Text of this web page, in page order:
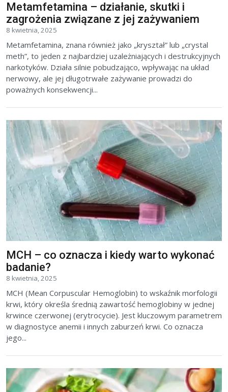
Metamfetamina – działanie, skutki i
zagrożenia związane z jej zażywaniem
8 kwietnia, 2025
Metamfetamina, znana również jako „kryształ” lub „crystal
meth”, to jeden z najbardziej uzależniających i destrukcyjnych
narkotyków. Działa silnie pobudzająco, wpływając na układ
nerwowy, ale jej długotrwałe zażywanie prowadzi do
poważnych konsekwencji...
MCH – co oznacza i kiedy warto wykonać
badanie?
8 kwietnia, 2025
MCH (Mean Corpuscular Hemoglobin) to wskaźnik morfologii
krwi, który określa średnią zawartość hemoglobiny w jednej
krwince czerwonej (erytrocycie). Jest kluczowym parametrem
w diagnostyce anemii i innych zaburzeń krwi. Co oznacza
jego...